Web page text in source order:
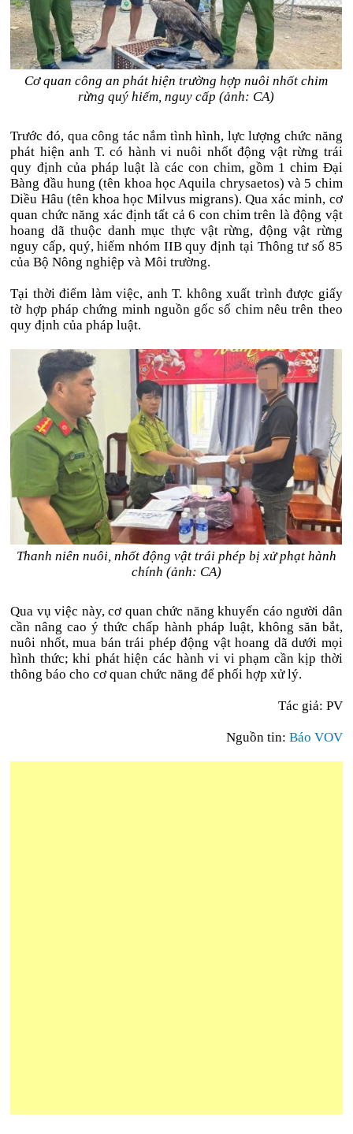
Cơ quan công an phát hiện trường hợp nuôi nhốt chim
rừng quý hiếm, nguy cấp (ảnh: CA)
Trước đó, qua công tác nắm tình hình, lực lượng chức năng
phát hiện anh T. có hành vi nuôi nhốt động vật rừng trái
quy định của pháp luật là các con chim, gồm 1 chim Đại
Bàng đầu hung (tên khoa học Aquila chrysaetos) và 5 chim
Diều Hâu (tên khoa học Milvus migrans). Qua xác minh, cơ
quan chức năng xác định tất cả 6 con chim trên là động vật
hoang dã thuộc danh mục thực vật rừng, động vật rừng
nguy cấp, quý, hiếm nhóm IIB quy định tại Thông tư số 85
của Bộ Nông nghiệp và Môi trường.
Tại thời điểm làm việc, anh T. không xuất trình được giấy
tờ hợp pháp chứng minh nguồn gốc số chim nêu trên theo
quy định của pháp luật.
Thanh niên nuôi, nhốt động vật trái phép bị xử phạt hành
chính (ảnh: CA)
Qua vụ việc này, cơ quan chức năng khuyến cáo người dân
cần nâng cao ý thức chấp hành pháp luật, không săn bắt,
nuôi nhốt, mua bán trái phép động vật hoang dã dưới mọi
hình thức; khi phát hiện các hành vi vi phạm cần kịp thời
thông báo cho cơ quan chức năng để phối hợp xử lý.
Tác giả: PV
Nguồn tin: Báo VOV